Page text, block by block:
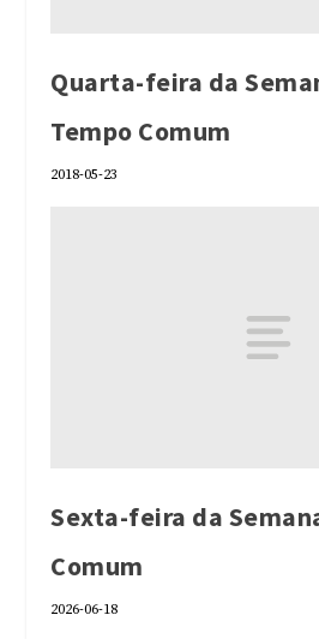
Quarta-feira da
Tempo Comum
2018-05-23
Sexta-feira da
Comum
2026-06-18